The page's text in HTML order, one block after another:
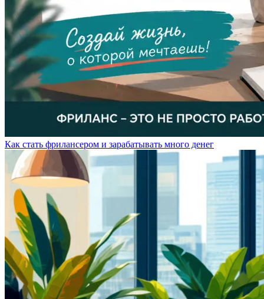
Как стать фрилансером и зарабатывать много денег